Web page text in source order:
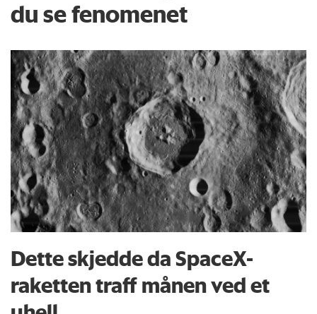
du se fenomenet
Dette skjedde da SpaceX-
raketten traff månen ved et